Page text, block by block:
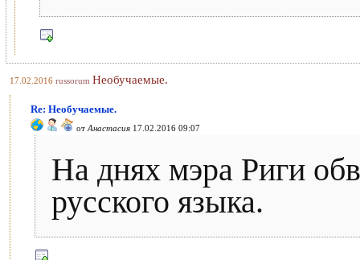
17.02.2016 russorum Необучаемые.
Re: Необучаемые.
от Анастасия 17.02.2016 09:07
На днях мэра Риги
русского языка.